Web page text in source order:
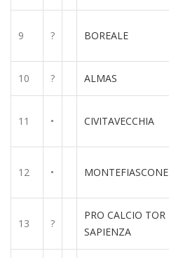
9 ? BOREALE
10 ? ALMAS
11 • CIVITAVECCHIA
12 • MONTEFIASCONE
13 ?
PRO CALCIO TOR
SAPIENZA